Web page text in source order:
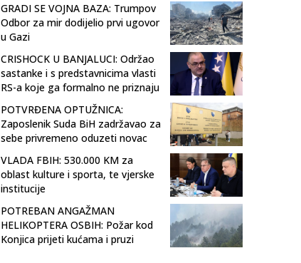
GRADI SE VOJNA BAZA: Trumpov
Odbor za mir dodijelio prvi ugovor
u Gazi
CRISHOCK U BANJALUCI: Održao
sastanke i s predstavnicima vlasti
RS-a koje ga formalno ne priznaju
POTVRĐENA OPTUŽNICA:
Zaposlenik Suda BiH zadržavao za
sebe privremeno oduzeti novac
VLADA FBIH: 530.000 KM za
oblast kulture i sporta, te vjerske
institucije
POTREBAN ANGAŽMAN
HELIKOPTERA OSBIH: Požar kod
Konjica prijeti kućama i pruzi